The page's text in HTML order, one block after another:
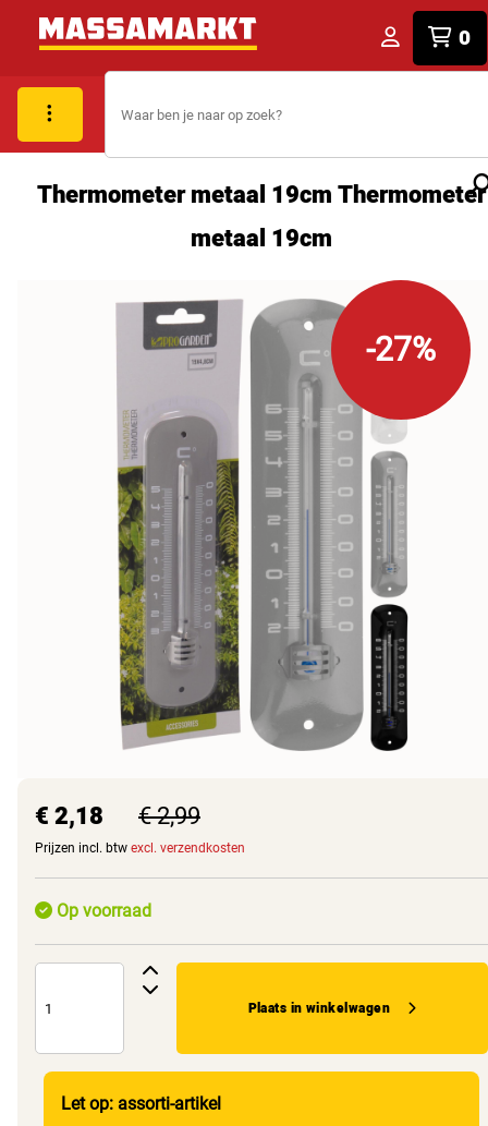
0
Thermometer metaal 19cm Thermometer
metaal 19cm
-27%
€ 2,18 € 2,99
Prijzen incl. btw excl. verzendkosten
Op voorraad
Plaats in winkelwagen
Let op: assorti-artikel